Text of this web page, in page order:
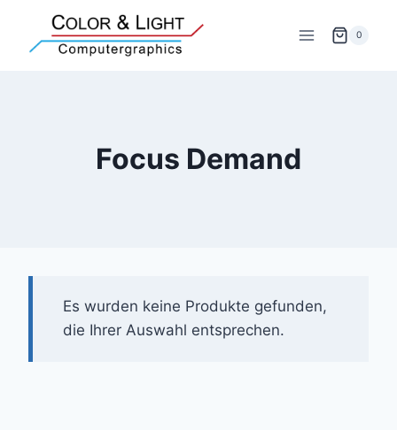
springen
0
Focus Demand
Es wurden keine Produkte gefunden,
die Ihrer Auswahl entsprechen.